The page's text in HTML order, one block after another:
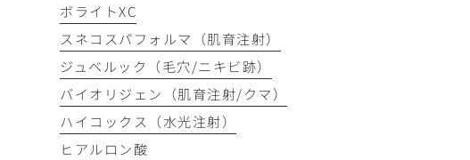
ボライトXC
スネコスパフォルマ（肌育注射）
ジュベルック（毛穴/ニキビ跡）
バイオリジェン（肌育注射/クマ）
ハイコックス（水光注射）
ヒアルロン酸